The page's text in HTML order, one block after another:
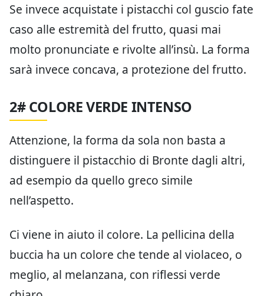
Se invece acquistate i pistacchi col guscio fate
caso alle estremità del frutto, quasi mai
molto pronunciate e rivolte all’insù. La forma
sarà invece concava, a protezione del frutto.
2# COLORE VERDE INTENSO
Attenzione, la forma da sola non basta a
distinguere il pistacchio di Bronte dagli altri,
ad esempio da quello greco simile
nell’aspetto.
Ci viene in aiuto il colore. La pellicina della
buccia ha un colore che tende al violaceo, o
meglio, al melanzana, con riflessi verde